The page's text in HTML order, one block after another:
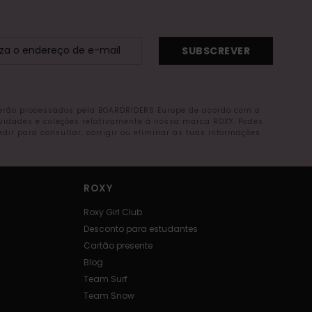
SUBSCREVER
pela BOARDRIDERS Europe de acordo com a
e coleções relativamente à nossa marca ROXY. Podes
para consultar, corrigir ou eliminar as tuas informações
ROXY
Roxy Girl Club
Desconto para estudantes
Cartão presente
Blog
Team Surf
Team Snow